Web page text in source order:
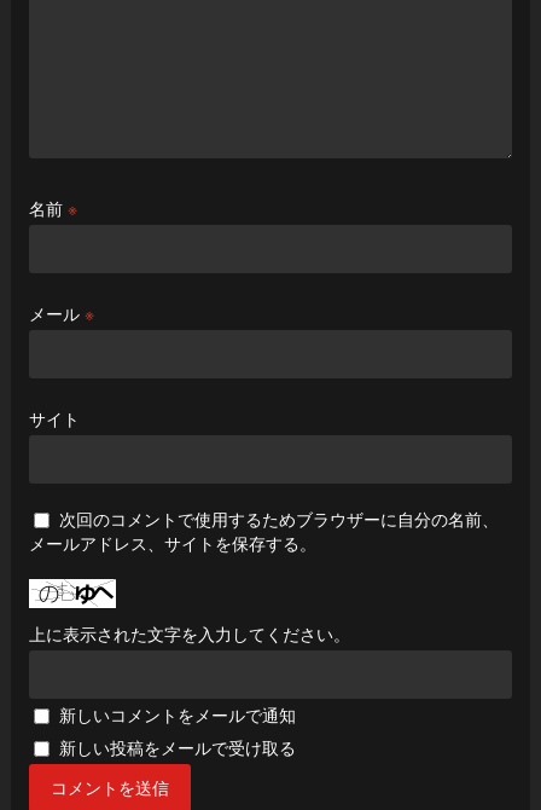
名前 ※
メール ※
サイト
次回のコメントで使用するためブラウザーに自分の名前、
メールアドレス、サイトを保存する。
上に表示された文字を入力してください。
新しいコメントをメールで通知
新しい投稿をメールで受け取る